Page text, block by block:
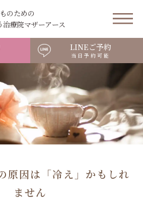
のための
治療院マザーアース
LINEご予約
当日予約可能
原因は「冷え」かもしれ
ません